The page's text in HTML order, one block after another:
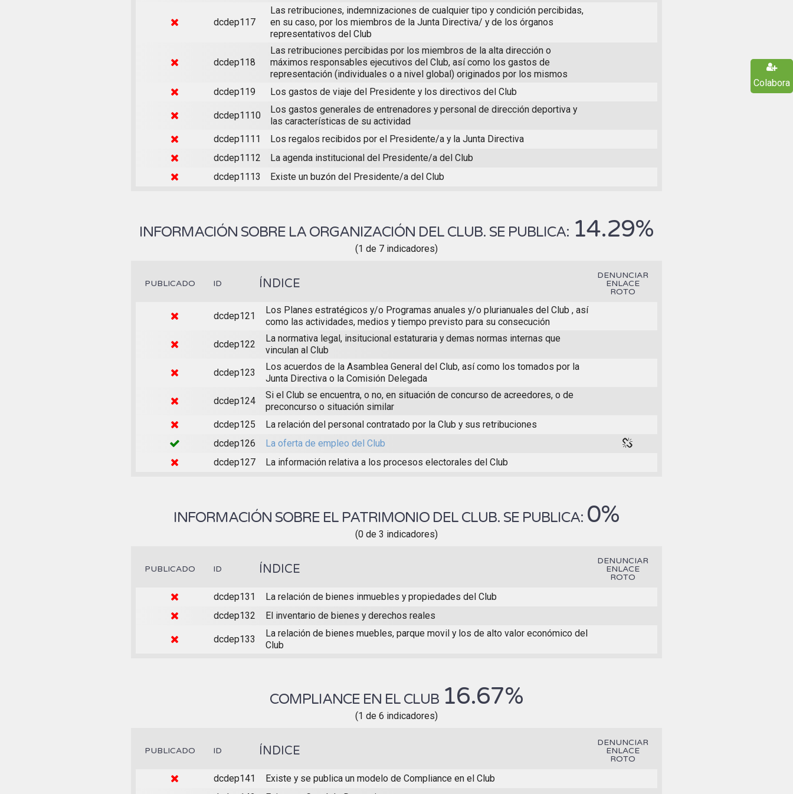
dcdep117
Las retribuciones, indemnizaciones de cualquier tipo y condición percibidas,
en su caso, por los miembros de la Junta Directiva/ y de los órganos
representativos del Club
dcdep118
Las retribuciones percibidas por los miembros de la alta dirección o
máximos responsables ejecutivos del Club, así como los gastos de
representación (individuales o a nivel global) originados por los mismos
dcdep119
Los gastos de viaje del Presidente y los directivos del Club
dcdep1110
Los gastos generales de entrenadores y personal de dirección deportiva y
las características de su actividad
dcdep1111
Los regalos recibidos por el Presidente/a y la Junta Directiva
dcdep1112
La agenda institucional del Presidente/a del Club
dcdep1113
Existe un buzón del Presidente/a del Club
INFORMACIÓN SOBRE LA ORGANIZACIÓN DEL CLUB. SE PUBLICA: 14.29%
(1 de 7 indicadores)
PUBLICADO ID ÍNDICE
DENUNCIAR
ENLACE
ROTO
dcdep121
Los Planes estratégicos y/o Programas anuales y/o plurianuales del Club , así
como las actividades, medios y tiempo previsto para su consecución
dcdep122
La normativa legal, insitucional estaturaria y demas normas internas que
vinculan al Club
dcdep123
Los acuerdos de la Asamblea General del Club, así como los tomados por la
Junta Directiva o la Comisión Delegada
dcdep124
Si el Club se encuentra, o no, en situación de concurso de acreedores, o de
preconcurso o situación similar
dcdep125
La relación del personal contratado por la Club y sus retribuciones
dcdep126
La oferta de empleo del Club
dcdep127
La información relativa a los procesos electorales del Club
INFORMACIÓN SOBRE EL PATRIMONIO DEL CLUB. SE PUBLICA: 0%
(0 de 3 indicadores)
PUBLICADO ID ÍNDICE
DENUNCIAR
ENLACE
ROTO
dcdep131
La relación de bienes inmuebles y propiedades del Club
dcdep132
El inventario de bienes y derechos reales
dcdep133
La relación de bienes muebles, parque movil y los de alto valor económico del
Club
COMPLIANCE EN EL CLUB 16.67%
(1 de 6 indicadores)
PUBLICADO ID ÍNDICE
DENUNCIAR
ENLACE
ROTO
dcdep141
Existe y se publica un modelo de Compliance en el Club
Colabora